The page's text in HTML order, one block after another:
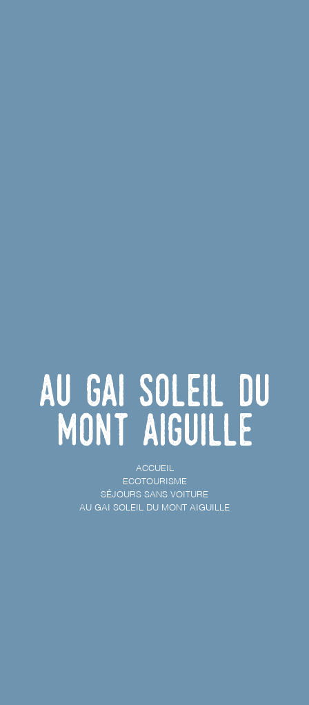
Au Gai Soleil du
Mont Aiguille
ACCUEIL
ECOTOURISME
SÉJOURS SANS VOITURE
AU GAI SOLEIL DU MONT AIGUILLE